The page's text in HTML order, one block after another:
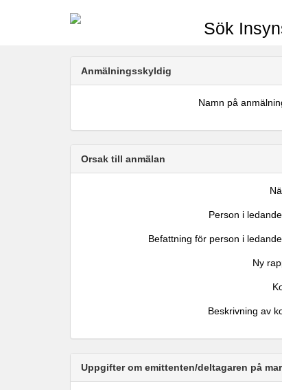
Sök
Anmälningsskyldig
Namn på
Orsak till anmälan
Person i
Befattning för person i
Ny
Beskrivning av
Uppgifter om emittenten/deltagaren på